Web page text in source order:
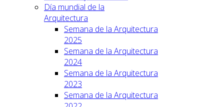
Día mundial de la
Arquitectura
Semana de la Arquitectura
2025
Semana de la Arquitectura
2024
Semana de la Arquitectura
2023
Semana de la Arquitectura